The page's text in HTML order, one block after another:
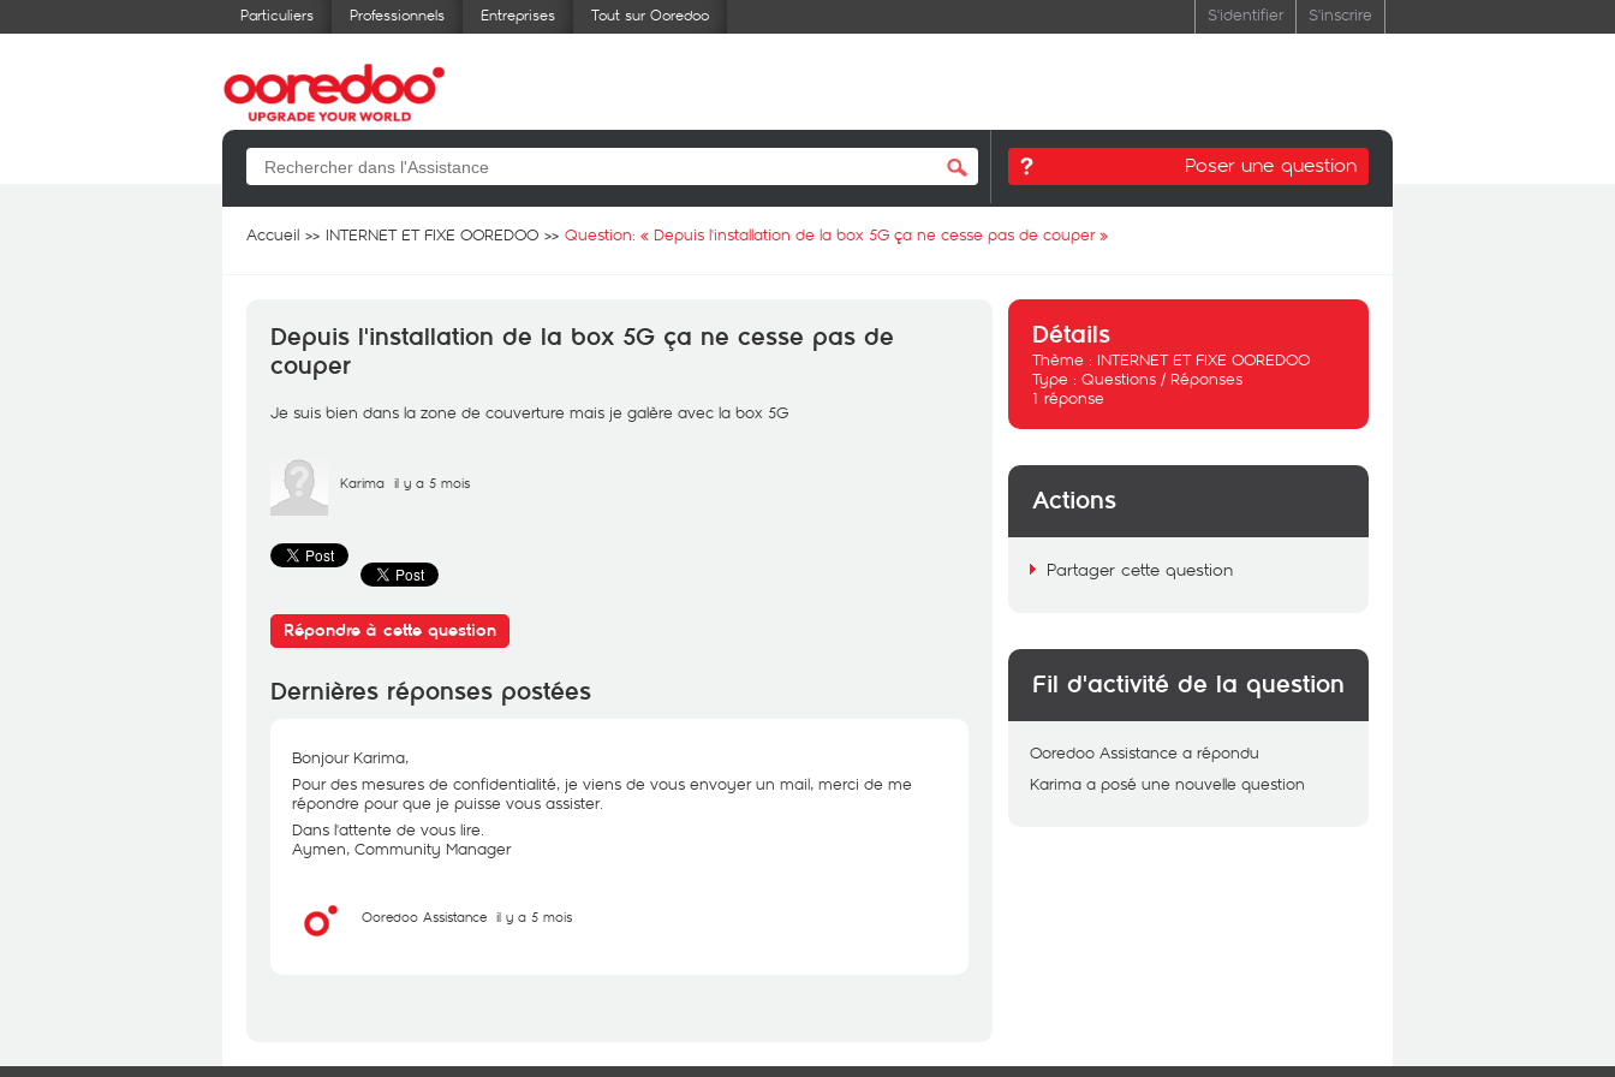
Particuliers Professionnels Entreprises Tout sur Ooredoo S'identifier S'inscrire
Poser une question
Accueil INTERNET ET FIXE OOREDOO Question: « Depuis l'installation de la box 5G ça ne cesse pas de couper»
Depuis l'installation de la box 5G ça ne cesse pas de
couper
Je suis bien dans la zone de couverture mais je galère avec la box 5G
Karima il y a 5 mois
Répondre à cette question
Dernières réponses postées
Bonjour Karima,
Pour des mesures de confidentialité, je viens de vous envoyer un mail, merci de me
répondre pour que je puisse vous assister.
Dans l'attente de vous lire.
Aymen, Community Manager
Ooredoo Assistance il y a 5 mois
Détails
Thème : INTERNET ET FIXE OOREDOO
Type : Questions / Réponses
1 réponse
Actions
Partager cette question
Fil d'activité de la question
Ooredoo Assistance a répondu
Karima a posé une nouvelle question